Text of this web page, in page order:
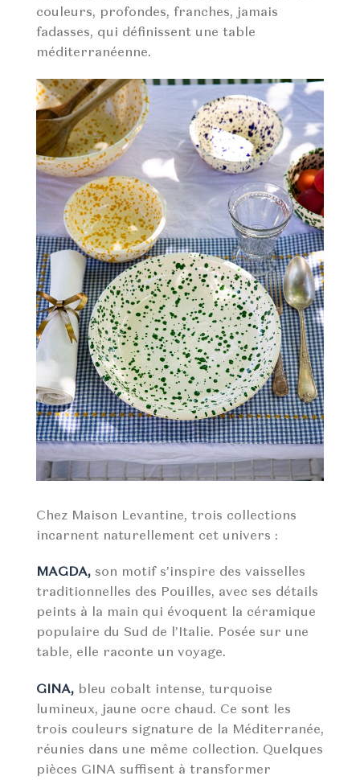
couleurs, profondes, franches, jamais
fadasses, qui définissent une table
méditerranéenne.
Chez Maison Levantine, trois collections
incarnent naturellement cet univers :
MAGDA, son motif s’inspire des vaisselles
traditionnelles des Pouilles, avec ses détails
peints à la main qui évoquent la céramique
populaire du Sud de l’Italie. Posée sur une
table, elle raconte un voyage.
GINA, bleu cobalt intense, turquoise
lumineux, jaune ocre chaud. Ce sont les
trois couleurs signature de la Méditerranée,
réunies dans une même collection. Quelques
pièces GINA suffisent à transformer